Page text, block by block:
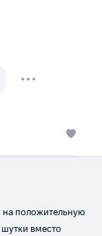
на положительную
вместо